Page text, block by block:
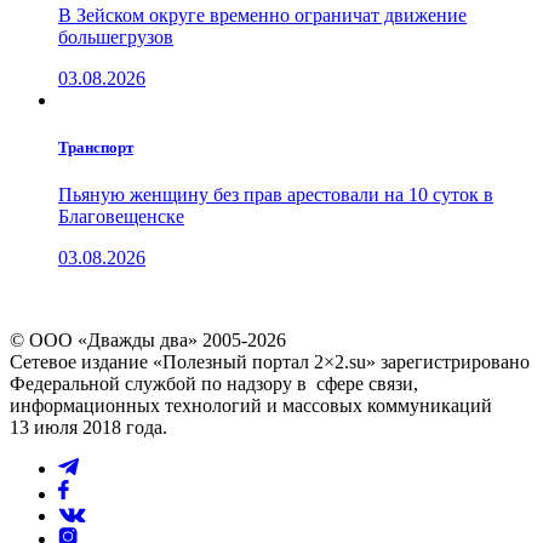
В Зейском округе временно ограничат движение
большегрузов
03.08.2026
Транспорт
Пьяную женщину без прав арестовали на 10 суток в
Благовещенске
03.08.2026
© ООО «Дважды два» 2005-2026
Сетевое издание «Полезный портал 2×2.su» зарегистрировано
Федеральной службой по надзору в сфере связи,
информационных технологий и массовых коммуникаций
13 июля 2018 года.